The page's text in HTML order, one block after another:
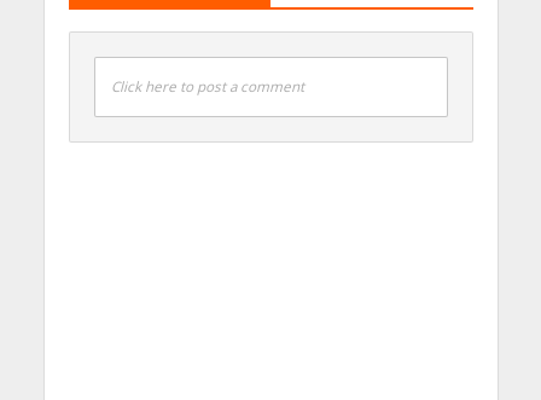
Click here to post a comment